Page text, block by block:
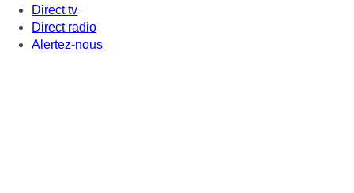
Direct tv
Direct radio
Alertez-nous